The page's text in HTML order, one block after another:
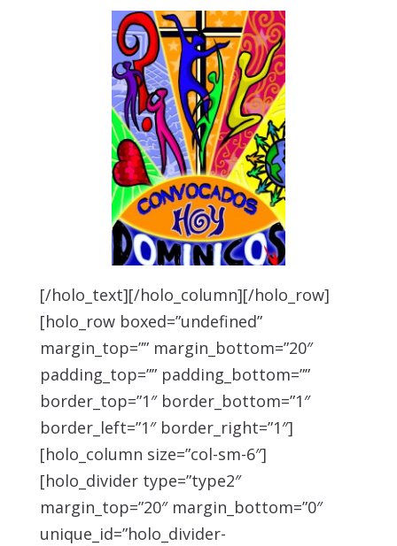
[/holo_text][/holo_column][/holo_row]
[holo_row boxed=”undefined”
margin_top=”” margin_bottom=”20″
padding_top=”” padding_bottom=””
border_top=”1″ border_bottom=”1″
border_left=”1″ border_right=”1″]
[holo_column size=”col-sm-6″]
[holo_divider type=”type2″
margin_top=”20″ margin_bottom=”0″
unique_id=”holo_divider-